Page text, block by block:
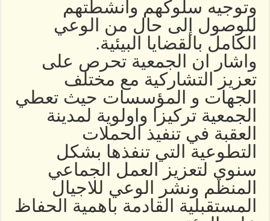
وتوجيه سلوكهم وأنشطتهم
للوصول إلى حال من الوعي
الكامل بالقضايا البيئية.
واشار ان الجمعية تحرص على
تعزيز التشاركية مع مختلف
الجهات و المؤسسات حيث تعطي
الجمعية تركيزا واولوية لمدينة
العقبة في تنفيذ الحملات
التطوعية التي تنفذها بشكل
سنوي لتعزيز العمل الجماعي
المنظم ونشر الوعي للاجيال
المستقبلية القادمة باهمية الحفاظ